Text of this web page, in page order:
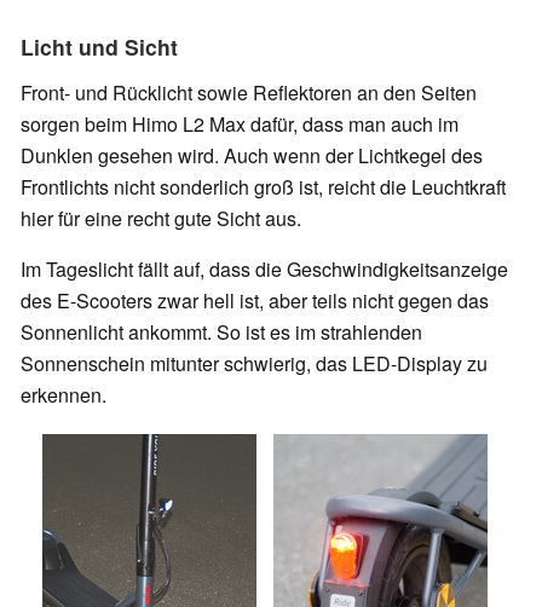
Licht und Sicht
Front- und Rücklicht sowie Reflektoren an den Seiten
sorgen beim Himo L2 Max dafür, dass man auch im
Dunklen gesehen wird. Auch wenn der Lichtkegel des
Frontlichts nicht sonderlich groß ist, reicht die Leuchtkraft
hier für eine recht gute Sicht aus.
Im Tageslicht fällt auf, dass die Geschwindigkeitsanzeige
des E-Scooters zwar hell ist, aber teils nicht gegen das
Sonnenlicht ankommt. So ist es im strahlenden
Sonnenschein mitunter schwierig, das LED-Display zu
erkennen.